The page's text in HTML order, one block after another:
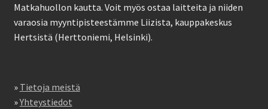
Matkahuollon kautta. Voit myös ostaa laitteita ja niiden
varaosia myyntipisteestämme Liizista, kauppakeskus
Hertsistä (Herttoniemi, Helsinki).
» Tietoja meistä
»Yhteystiedot